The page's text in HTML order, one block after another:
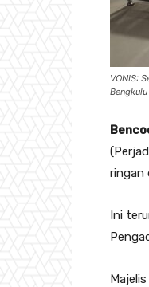
VONIS:
ringan
Ini